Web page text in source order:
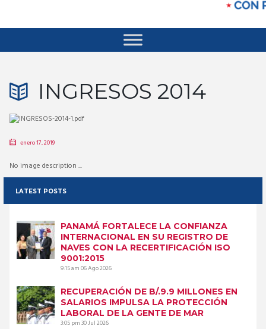
INGRESOS 2014
enero 17, 2019
No image description ...
LATEST POSTS
PANAMÁ FORTALECE LA CONFIANZA
INTERNACIONAL EN SU REGISTRO DE
NAVES CON LA RECERTIFICACIÓN ISO
9001:2015
9:15 am06 Ago 2026
RECUPERACIÓN DE B/.9.9 MILLONES EN
SALARIOS IMPULSA LA PROTECCIÓN
LABORAL DE LA GENTE DE MAR
3:05 pm30 Jul 2026